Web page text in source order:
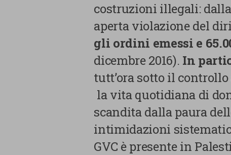
costruzioni illegali:
aperta violazione del
gli ordini emessi e
dicembre 2016). In
tutt’ora sotto il
la vita quotidiana di
scandita dalla paura
intimidazioni
GVC è presente in